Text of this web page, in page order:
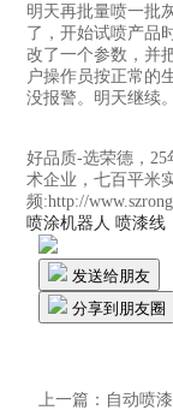
明天再批量喷一批
了，开始试喷产品
改了一个参数，并
户操作员按正常的
没报警。明天继续
好品质-选荣德，
术企业，七百平米
频:http://
喷涂机器人 喷漆线
发送给朋友
分享到朋友圈
上一篇： 自动喷